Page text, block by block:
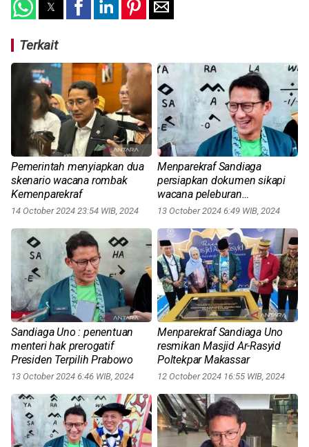
Terkait
Pemerintah menyiapkan dua
skenario wacana rombak
Kemenparekraf
14 October 2024 23:54 WIB, 2024
Menparekraf Sandiaga
persiapkan dokumen sikapi
wacana peleburan
Kemenparekraf
13 October 2024 6:49 WIB, 2024
Sandiaga Uno : penentuan
menteri hak prerogatif
Presiden Terpilih Prabowo
13 October 2024 6:46 WIB, 2024
Menparekraf Sandiaga Uno
resmikan Masjid Ar-Rasyid
Poltekpar Makassar
12 October 2024 16:55 WIB, 2024